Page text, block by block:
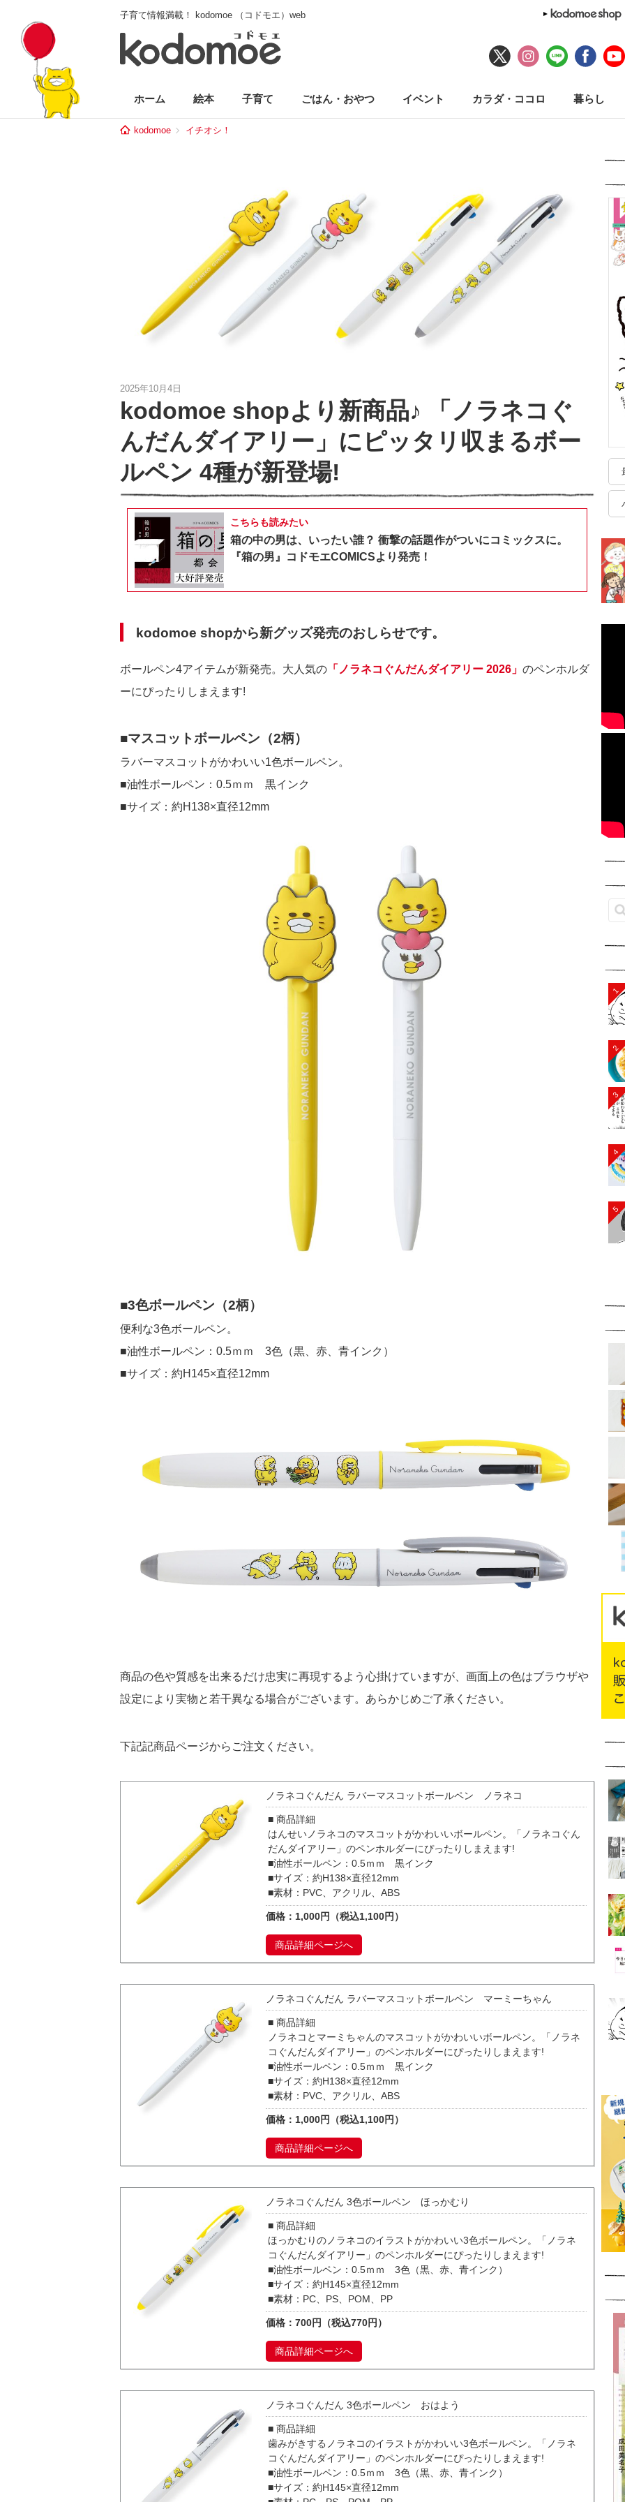
子育て情報満載！ kodomoe （コドモエ）web
ホーム 絵本 子育て ごはん・おやつ イベント カラダ・ココロ 暮らし
kodomoe イチオシ！
2025年10月4日
kodomoe shopより新商品♪ 「ノラネコぐ
んだんダイアリー」にピッタリ収まるボー
ルペン 4種が新登場!
こちらも読みたい
箱の中の男は、いったい誰？ 衝撃の話題作がついにコミックスに。
『箱の男』コドモエCOMICSより発売！
kodomoe shopから新グッズ発売のおしらせです。
ボールペン4アイテムが新発売。大人気の 「ノラネコぐんだんダイアリー 2026」 のペンホルダ
ーにぴったりしまえます!
■マスコットボールペン（2柄）
ラバーマスコットがかわいい1色ボールペン。
■油性ボールペン：0.5ｍｍ 黒インク
■サイズ：約H138×直径12mm
■3色ボールペン（2柄）
便利な3色ボールペン。
■油性ボールペン：0.5ｍｍ 3色（黒、赤、青インク）
■サイズ：約H145×直径12mm
商品の色や質感を出来るだけ忠実に再現するよう心掛けていますが、画面上の色はブラウザや
設定により実物と若干異なる場合がございます。あらかじめご了承ください。
下記記商品ページからご注文ください。
ノラネコぐんだん ラバーマスコットボールペン ノラネコ
■ 商品詳細
はんせいノラネコのマスコットがかわいいボールペン。「ノラネコぐん
だんダイアリー」のペンホルダーにぴったりしまえます!
■油性ボールペン：0.5ｍｍ 黒インク
■サイズ：約H138×直径12mm
■素材：PVC、アクリル、ABS
価格：1,000円（税込1,100円）
商品詳細ページへ
ノラネコぐんだん ラバーマスコットボールペン マーミーちゃん
■ 商品詳細
ノラネコとマーミちゃんのマスコットがかわいいボールペン。「ノラネ
コぐんだんダイアリー」のペンホルダーにぴったりしまえます!
■油性ボールペン：0.5ｍｍ 黒インク
■サイズ：約H138×直径12mm
■素材：PVC、アクリル、ABS
価格：1,000円（税込1,100円）
商品詳細ページへ
ノラネコぐんだん 3色ボールペン ほっかむり
■ 商品詳細
ほっかむりのノラネコのイラストがかわいい3色ボールペン。「ノラネ
コぐんだんダイアリー」のペンホルダーにぴったりしまえます!
■油性ボールペン：0.5ｍｍ 3色（黒、赤、青インク）
■サイズ：約H145×直径12mm
■素材：PC、PS、POM、PP
価格：700円（税込770円）
商品詳細ページへ
ノラネコぐんだん 3色ボールペン おはよう
■ 商品詳細
歯みがきするノラネコのイラストがかわいい3色ボールペン。「ノラネ
コぐんだんダイアリー」のペンホルダーにぴったりしまえます!
■油性ボールペン：0.5ｍｍ 3色（黒、赤、青インク）
■サイズ：約H145×直径12mm
1
2
3
4
5